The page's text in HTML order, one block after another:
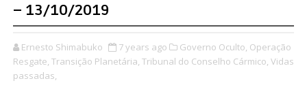
– 13/10/2019
Ernesto Shimabuko 7 years ago Governo Oculto, Operação
Resgate, Transição Planetária, Tribunal do Conselho Cármico, Vidas
passadas,